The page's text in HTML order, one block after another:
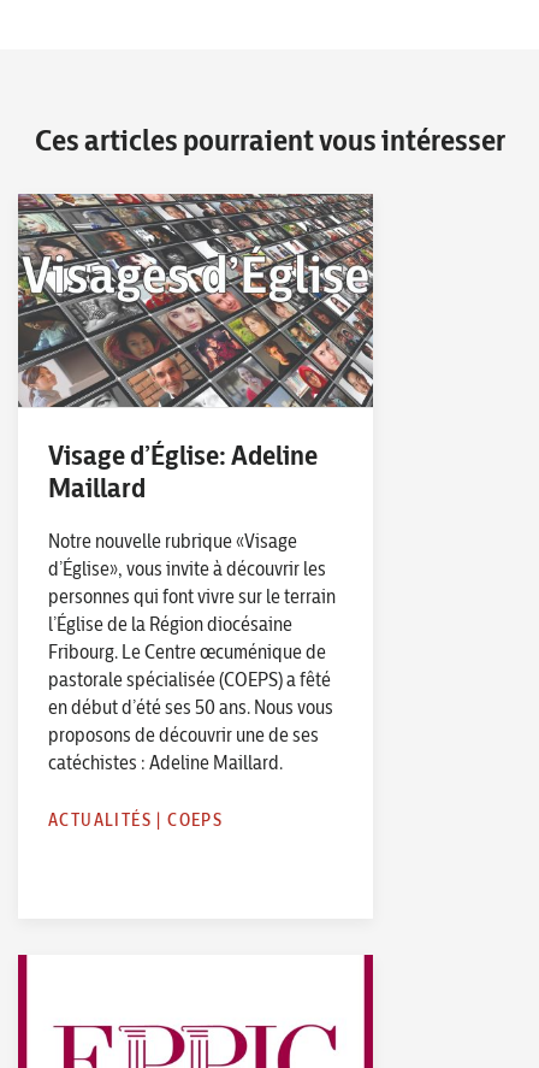
Ces articles pourraient vous intéresser
Visage d’Église: Adeline
Maillard
Notre nouvelle rubrique «Visage
d’Église», vous invite à découvrir les
personnes qui font vivre sur le terrain
l’Église de la Région diocésaine
Fribourg. Le Centre œcuménique de
pastorale spécialisée (COEPS) a fêté
en début d’été ses 50 ans. Nous vous
proposons de découvrir une de ses
catéchistes : Adeline Maillard.
ACTUALITÉS |COEPS